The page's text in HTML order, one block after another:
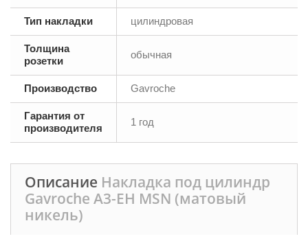
Тип накладки цилиндровая
Толщина
розетки
обычная
Производство Gavroche
Гарантия от
производителя
1 год
Описание Накладка под цилиндр
Gavroche А3-EH MSN (матовый
никель)